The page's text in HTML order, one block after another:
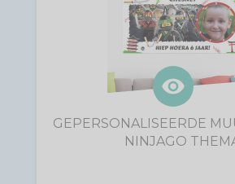
visibility
GEPERSONALISEERDE
NINJAGO